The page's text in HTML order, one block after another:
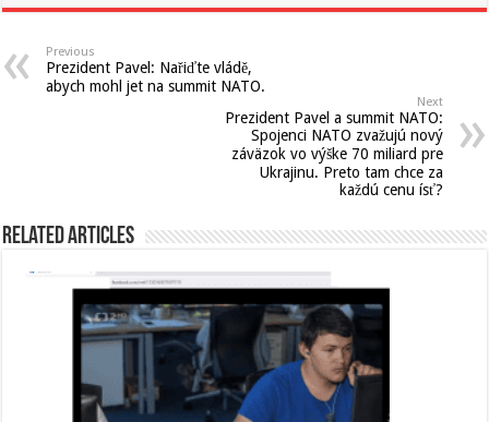
Previous
Prezident Pavel: Nařiďte vládě,
abych mohl jet na summit NATO.
Next
Prezident Pavel a summit NATO:
Spojenci NATO zvažujú nový
záväzok vo výške 70 miliard pre
Ukrajinu. Preto tam chce za
každú cenu ísť?
Related Articles